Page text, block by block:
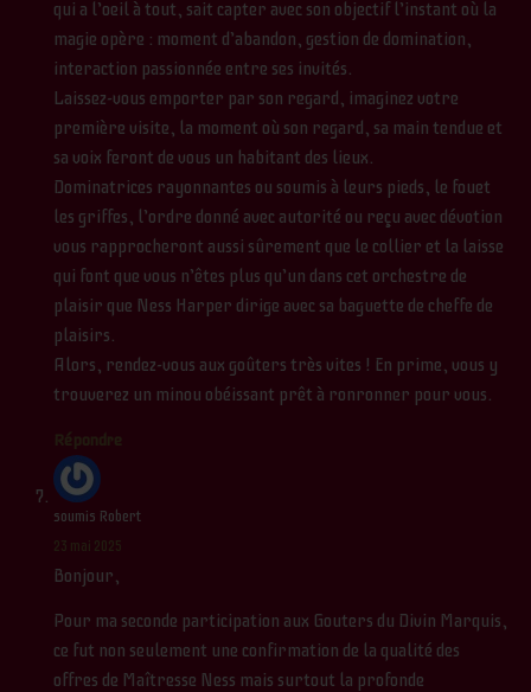
qui a l’oeil à tout, sait capter avec son objectif l’instant où la
magie opère : moment d’abandon, gestion de domination,
interaction passionnée entre ses invités.
Laissez-vous emporter par son regard, imaginez votre
première visite, la moment où son regard, sa main tendue et
sa voix feront de vous un habitant des lieux.
Dominatrices rayonnantes ou soumis à leurs pieds, le fouet
les griffes, l’ordre donné avec autorité ou reçu avec dévotion
vous rapprocheront aussi sûrement que le collier et la laisse
qui font que vous n’êtes plus qu’un dans cet orchestre de
plaisir que Ness Harper dirige avec sa baguette de cheffe de
plaisirs.
Alors, rendez-vous aux goûters très vites ! En prime, vous y
trouverez un minou obéissant prêt à ronronner pour vous.
Répondre
soumis Robert
23 mai 2025
Bonjour,
Pour ma seconde participation aux Gouters du Divin Marquis,
ce fut non seulement une confirmation de la qualité des
offres de Maîtresse Ness mais surtout la profonde